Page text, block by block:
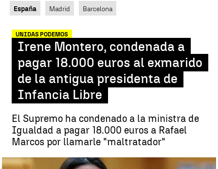
España Madrid Barcelona
UNIDAS PODEMOS
Irene Montero, condenada a
pagar 18.000 euros al exmarido
de la antigua presidenta de
Infancia Libre
El Supremo ha condenado a la ministra de
Igualdad a pagar 18.000 euros a Rafael
Marcos por llamarle "maltratador"
Irene Montero, condenada a pagar 18.000 euros al exmarido de la